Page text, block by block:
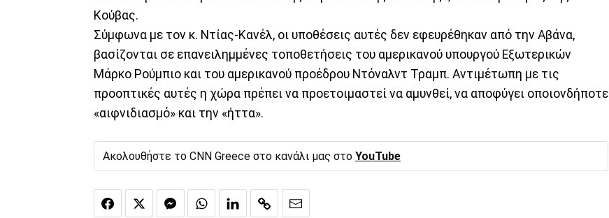
Κούβας.
Σύμφωνα με τον κ. Ντίας-Κανέλ, οι υποθέσεις αυτές δεν εφευρέθηκαν από την Αβάνα,
βασίζονται σε επανειλημμένες τοποθετήσεις του αμερικανού υπουργού Εξωτερικών
Μάρκο Ρούμπιο και του αμερικανού προέδρου Ντόναλντ Τραμπ. Αντιμέτωπη με τις
προοπτικές αυτές η χώρα πρέπει να προετοιμαστεί να αμυνθεί, να αποφύγει οποιονδήποτε
«αιφνιδιασμό» και την «ήττα».
Ακολουθήστε το CNN Greece στο κανάλι μας στο YouTube